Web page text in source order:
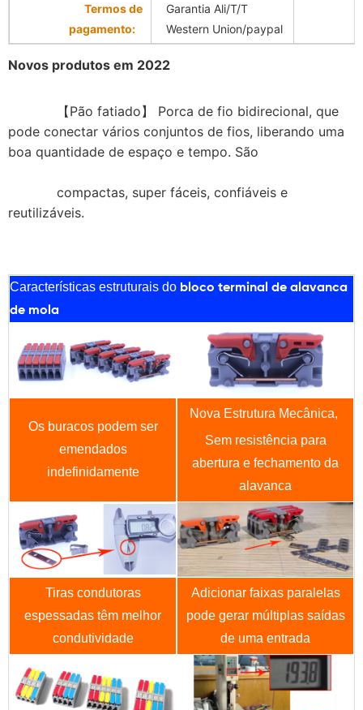
Termos de
pagamento:
Garantia Ali/T/T
Western Union/paypal
Novos produtos em 2022
【Pão fatiado】 Porca de fio bidirecional, que
pode conectar vários conjuntos de fios, liberando uma
boa quantidade de espaço e tempo. São
reutilizáveis.
Características estruturais do bloco terminal de alavanca
de mola
Os buracos podem ser
emendados
indefinidamente
Nova Estrutura Mecânica,
Sem resistência para
abertura e fechamento da
alavanca
Tiras condutoras
espessadas têm melhor
condutividade
Adicionar faixas paralelas
pode gerar múltiplas saídas
de uma entrada